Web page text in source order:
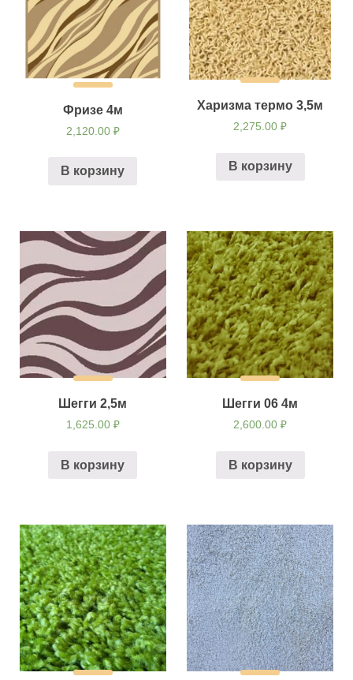
Фризе 4м
2,120.00 ₽
В корзину
Харизма термо 3,5м
2,275.00₽
В корзину
Шегги 2,5м
1,625.00 ₽
В корзину
Шегги 06 4м
2,600.00₽
В корзину